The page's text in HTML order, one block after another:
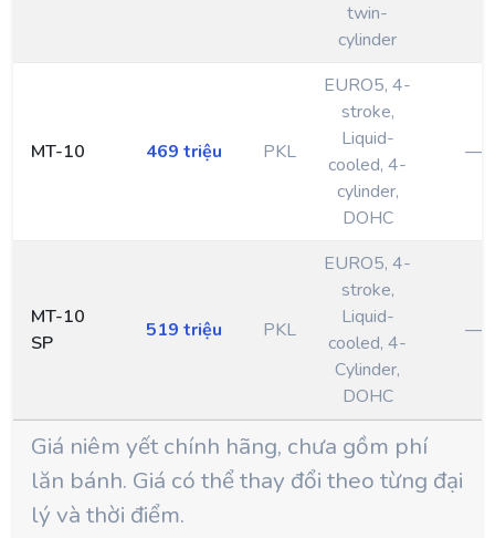
twin-
cylinder
MT-10 469 triệu PKL
EURO5, 4-
stroke,
Liquid-
cooled, 4-
cylinder,
DOHC
—
MT-10
SP
519 triệu PKL
EURO5, 4-
stroke,
Liquid-
cooled, 4-
Cylinder,
DOHC
—
Giá niêm yết chính hãng, chưa gồm phí
lăn bánh. Giá có thể thay đổi theo từng đại
lý và thời điểm.